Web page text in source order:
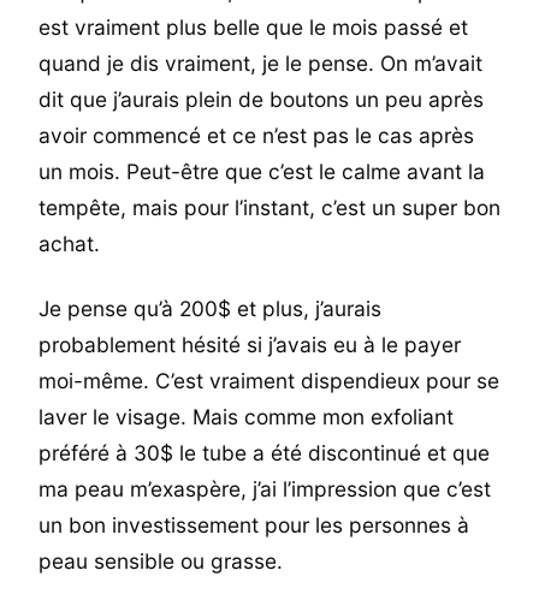
est vraiment plus belle que le mois passé et
quand je dis vraiment, je le pense. On m’avait
dit que j’aurais plein de boutons un peu après
avoir commencé et ce n’est pas le cas après
un mois. Peut-être que c’est le calme avant la
tempête, mais pour l’instant, c’est un super bon
achat.
Je pense qu’à 200$ et plus, j’aurais
probablement hésité si j’avais eu à le payer
moi-même. C’est vraiment dispendieux pour se
laver le visage. Mais comme mon exfoliant
préféré à 30$ le tube a été discontinué et que
ma peau m’exaspère, j’ai l’impression que c’est
un bon investissement pour les personnes à
peau sensible ou grasse.